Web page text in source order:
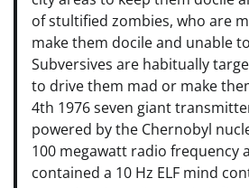
of stultified zombies, who are
make them docile and unable
Subversives are habitually
to drive them mad or make
4th 1976 seven giant
powered by the Chernobyl
100 megawatt radio frequency
contained a 10 Hz ELF mind